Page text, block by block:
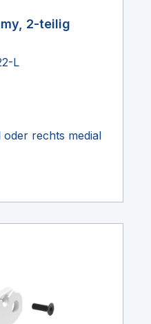
2-teilig
L
oder rechts medial